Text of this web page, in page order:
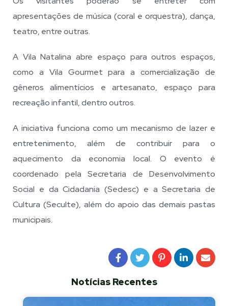
apresentações de música (coral e orquestra), dança,
teatro, entre outras.
A Vila Natalina abre espaço para outros espaços,
como a Vila Gourmet para a comercialização de
gêneros alimentícios e artesanato, espaço para
recreação infantil, dentro outros.
A iniciativa funciona como um mecanismo de lazer e
entretenimento, além de contribuir para o
aquecimento da economia local. O evento é
coordenado pela Secretaria de Desenvolvimento
Social e da Cidadania (Sedesc) e a Secretaria de
Cultura (Seculte), além do apoio das demais pastas
municipais.
Notícias Recentes